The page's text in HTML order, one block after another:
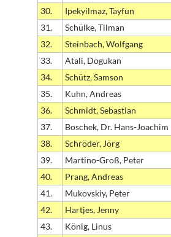
30.
Ipekyilmaz, Tayfun
31.
Schülke, Tilman
32.
Steinbach, Wolfgang
33.
Atali, Dogukan
34.
Schütz, Samson
35.
Kuhn, Andreas
36.
Schmidt, Sebastian
37.
Boschek, Dr. Hans-Joachim
38.
Schröder, Jörg
39.
Martino-Groß, Peter
40.
Prang, Andreas
41.
Mukovskiy, Peter
42.
Hartjes, Jenny
43.
König, Linus